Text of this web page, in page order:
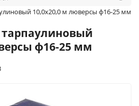
10,0х20,0 м люверсы ф16-25 мм
тарпаулиновый
ф16-25 мм